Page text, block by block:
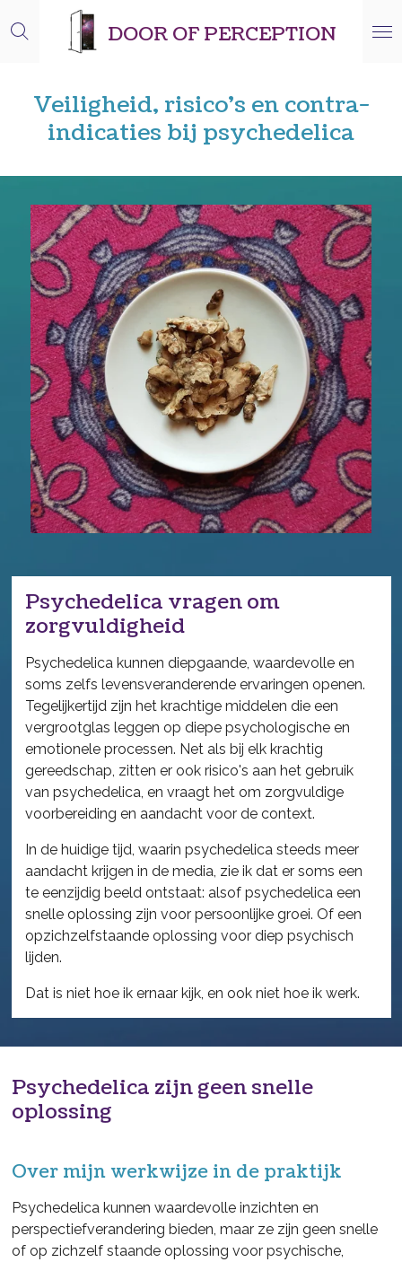
direct
hoofdinhoud
DOOR OF PERCEPTION
Veiligheid, risico’s en contra-
indicaties bij psychedelica
Psychedelica vragen om
zorgvuldigheid
Psychedelica kunnen diepgaande, waardevolle en
soms zelfs levensveranderende ervaringen openen.
Tegelijkertijd zijn het krachtige middelen die een
vergrootglas leggen op diepe psychologische en
emotionele processen. Net als bij elk krachtig
gereedschap, zitten er ook risico's aan het gebruik
van psychedelica, en vraagt het om zorgvuldige
voorbereiding en aandacht voor de context.
In de huidige tijd, waarin psychedelica steeds meer
aandacht krijgen in de media, zie ik dat er soms een
te eenzijdig beeld ontstaat: alsof psychedelica een
snelle oplossing zijn voor persoonlijke groei. Of een
opzichzelfstaande oplossing voor diep psychisch
lijden.
Dat is niet hoe ik ernaar kijk, en ook niet hoe ik werk.
Psychedelica zijn geen snelle
oplossing
Over mijn werkwijze in de praktijk
Psychedelica kunnen waardevolle inzichten en
perspectiefverandering bieden, maar ze zijn geen snelle
of op zichzelf staande oplossing voor psychische,